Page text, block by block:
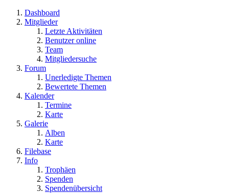
Dashboard
Mitglieder
Letzte Aktivitäten
Benutzer online
Team
Mitgliedersuche
Forum
Unerledigte Themen
Bewertete Themen
Kalender
Termine
Karte
Galerie
Alben
Karte
Filebase
Info
Trophäen
Spenden
Spendenübersicht